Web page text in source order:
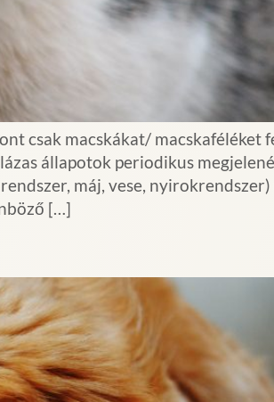
csak macskákat/ macskaféléket
állapotok periodikus
máj, vese,
[…]